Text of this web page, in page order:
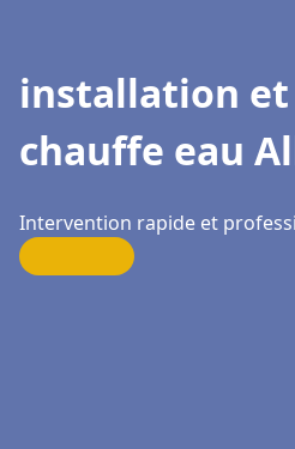
installation et
chauffe eau
Intervention rapide et